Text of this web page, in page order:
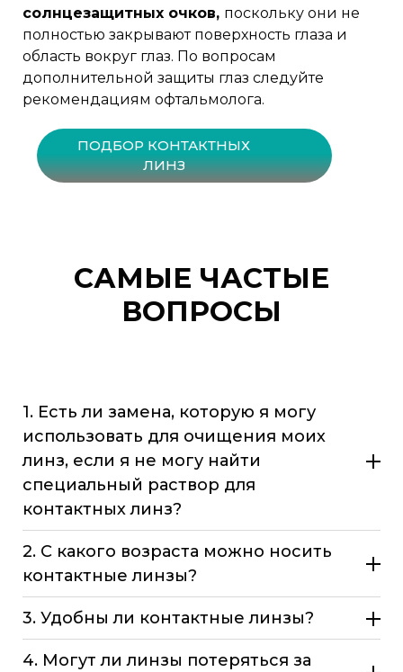
солнцезащитных очков, поскольку они не
полностью закрывают поверхность глаза и
область вокруг глаз. По вопросам
дополнительной защиты глаз следуйте
рекомендациям офтальмолога.
ПОДБОР КОНТАКТНЫХ
ЛИНЗ
САМЫЕ ЧАСТЫЕ
ВОПРОСЫ
1. Есть ли замена, которую я могу
использовать для очищения моих
линз, если я не могу найти
специальный раствор для
контактных линз?
2. С какого возраста можно носить
контактные линзы?
3. Удобны ли контактные линзы?
4. Могут ли линзы потеряться за